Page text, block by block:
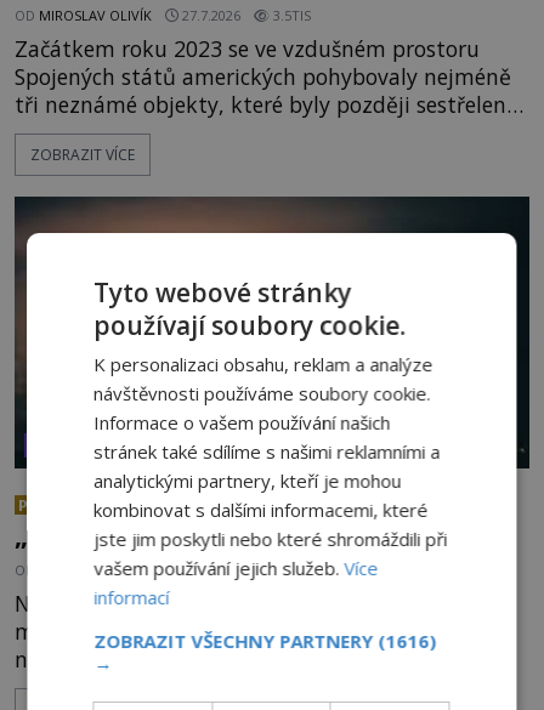
OD MIROSLAV OLIVÍK 27.7.2026 3.5TIS
Začátkem roku 2023 se ve vzdušném prostoru
Spojených států amerických pohybovaly nejméně
tři neznámé objekty, které byly později sestřeleny.
Do dnešních dnů nebyly trosky těchto létajících
těles objeveny. Je možné, že šlo o nějaké nové
mimozemského původu? Dne 4. února roku 2023
vydává
ZOBRAZIT VÍCE
VESMÍR A TECHNOLOGIE
PREMIUM
Nad australským městem
„tančila“ záhadná světla
OD EVA SOUKUPOVÁ 4.7.2026 3.4TIS
Noční oblohu nad okrajem severoaustralského
města Darwin rozzářila záhadná světla
neznámého původu. Modré světelné koule byly
viditelné nejméně dvacet minut, během nichž se
Tyto webové stránky
používají soubory cookie.
K personalizaci obsahu, reklam a analýze
návštěvnosti používáme soubory cookie.
Informace o vašem používání našich
stránek také sdílíme s našimi reklamními a
analytickými partnery, kteří je mohou
kombinovat s dalšími informacemi, které
jste jim poskytli nebo které shromáždili při
vašem používání jejich služeb.Více
informací
ZOBRAZIT VŠECHNY PARTNERY (1616)
→